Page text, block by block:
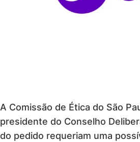
A Comissão de Ética do São
presidente do Conselho
do pedido requeriam uma